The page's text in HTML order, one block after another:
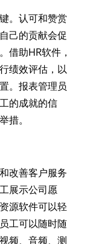
。认可和赞赏
己的贡献会促
借助HR软件，
绩效评估，以
。报表管理员
的成就的信
措。
改善客户服务
展示公司愿
源软件可以轻
工可以随时随
频、音频、测